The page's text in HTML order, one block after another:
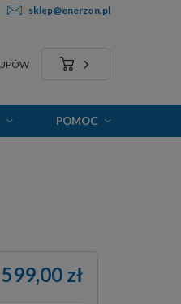
sklep@enerzon.pl
POMOC
zł